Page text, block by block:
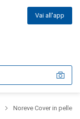
Vai all'app
Noreve Cover in pelle